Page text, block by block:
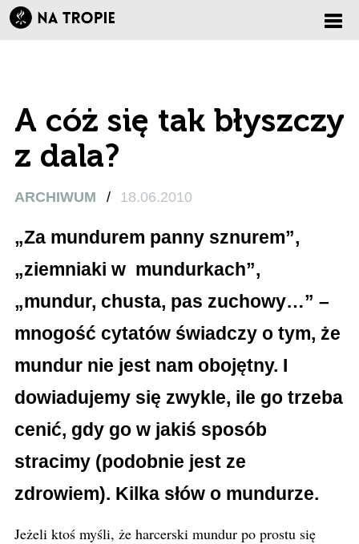
A cóż się tak błyszczy
z dala?
ARCHIWUM / 18.06.2010
„Za mundurem panny sznurem”,
„ziemniaki w mundurkach”,
„mundur, chusta, pas zuchowy…” –
mnogość cytatów świadczy o tym, że
mundur nie jest nam obojętny. I
dowiadujemy się zwykle, ile go trzeba
cenić, gdy go w jakiś sposób
stracimy (podobnie jest ze
zdrowiem). Kilka słów o mundurze.
Jeżeli ktoś myśli, że harcerski mundur po prostu się